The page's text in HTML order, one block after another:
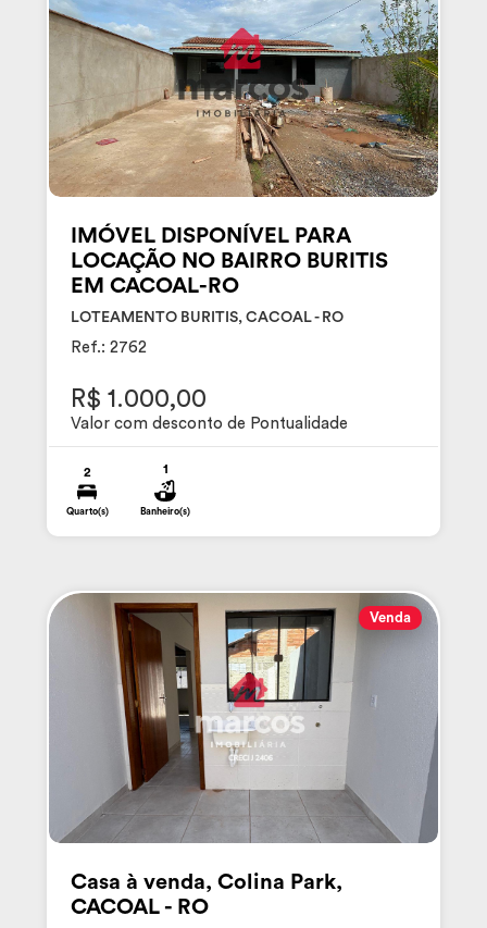
IMÓVEL DISPONÍVEL PARA
LOCAÇÃO NO BAIRRO BURITIS
EM CACOAL-RO
LOTEAMENTO BURITIS, CACOAL - RO
Ref.: 2762
R$ 1.000,00
Valor com desconto de Pontualidade
2
Quarto(s)
1
Banheiro(s)
Venda
Casa à venda, Colina Park,
CACOAL - RO